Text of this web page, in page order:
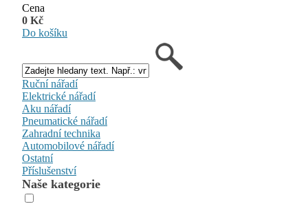
Cena
0 Kč
Do košíku
Ruční nářadí
Elektrické nářadí
Aku nářadí
Pneumatické nářadí
Zahradní technika
Automobilové nářadí
Ostatní
Příslušenství
Naše kategorie